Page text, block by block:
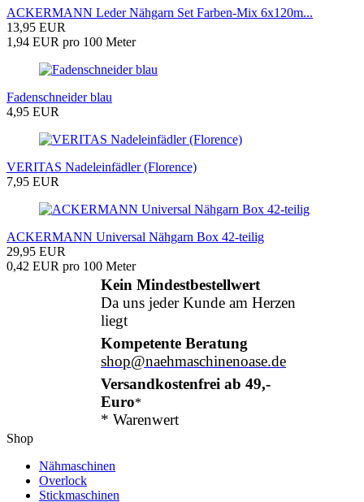
ACKERMANN Leder Nähgarn Set Farben-Mix 6x120m...
13,95 EUR
1,94 EUR pro 100 Meter
Fadenschneider blau
4,95 EUR
VERITAS Nadeleinfädler (Florence)
7,95 EUR
ACKERMANN Universal Nähgarn Box 42-teilig
29,95 EUR
0,42 EUR pro 100 Meter
Kein Mindestbestellwert
Da uns jeder Kunde am Herzen
liegt
Kompetente Beratung
shop@naehmaschinenoase.de
Versandkostenfrei ab 49,-
Euro*
* Warenwert
Shop
Nähmaschinen
Overlock
Stickmaschinen